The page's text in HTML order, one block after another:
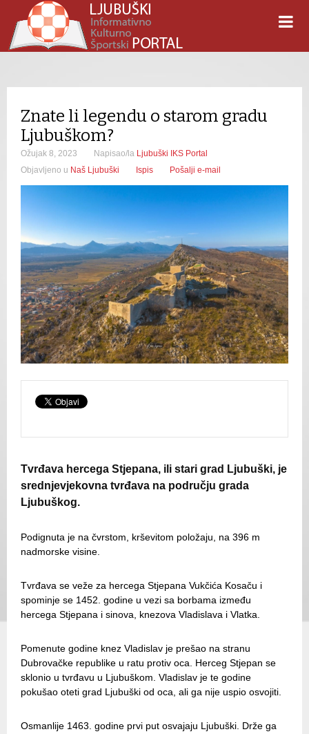
Znate li legendu o starom gradu
Ljubuškom?
Ožujak 8, 2023 Napisao/la Ljubuški IKS Portal
Objavljeno u Naš Ljubuški Ispis Pošalji e-mail
Tvrđava hercega Stjepana, ili stari grad Ljubuški, je
srednjevjekovna tvrđava na području grada
Ljubuškog.
Podignuta je na čvrstom, krševitom položaju, na 396 m
nadmorske visine.
Tvrđava se veže za hercega Stjepana Vukčića Kosaču i
spominje se 1452. godine u vezi sa borbama između
hercega Stjepana i sinova, knezova Vladislava i Vlatka.
Pomenute godine knez Vladislav je prešao na stranu
Dubrovačke republike u ratu protiv oca. Herceg Stjepan se
sklonio u tvrđavu u Ljubuškom. Vladislav je te godine
pokušao oteti grad Ljubuški od oca, ali ga nije uspio osvojiti.
Osmanlije 1463. godine prvi put osvajaju Ljubuški. Drže ga